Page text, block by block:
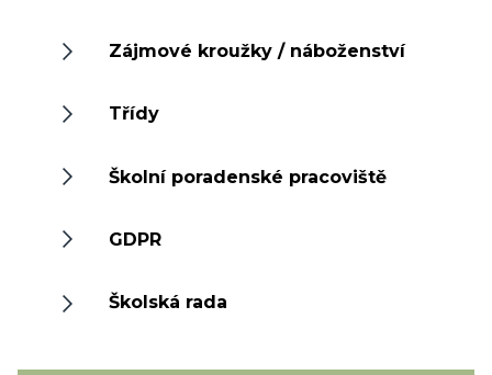
Zájmové kroužky / náboženství
Třídy
Školní poradenské pracoviště
GDPR
Školská rada